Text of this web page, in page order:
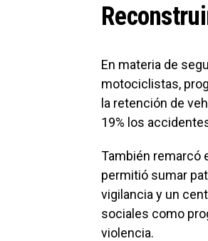
En materia de
motociclistas,
la retención de
19% los
También remarcó
permitió sumar
vigilancia y un
sociales como
violencia.